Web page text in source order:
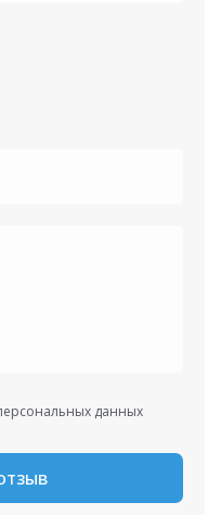
данных